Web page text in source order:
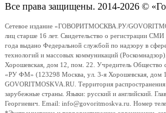
Все права защищены. 2014-2026 ©
Сетевое издание «ГОВОРИТМОСКВА.РУ/
лиц старше 16 лет. Свидетельство о регистрации
года выдано Федеральной службой по надзору в
технологий и массовых коммуникаций
Хорошевская, дом 12, пом. 22. Учредитель Общество
«РУ ФМ» (123298 Москва, ул. 3-я Хорошевская, дом
GOVORITMOSKVA.RU. Территория
зарубежные страны. Языки: русский и английский.
Георгиевич. Email: info@govoritmoskva.ru. Номер